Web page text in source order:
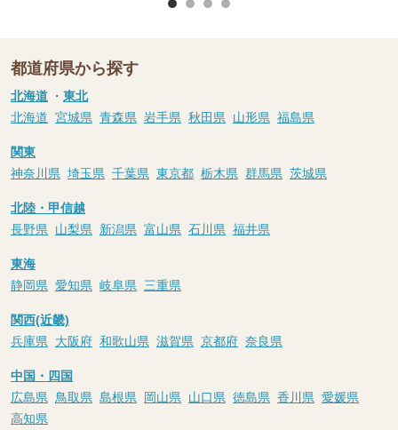
都道府県から探す
北海道 ・ 東北
北海道 宮城県 青森県 岩手県 秋田県 山形県 福島県
関東
神奈川県 埼玉県 千葉県 東京都 栃木県 群馬県 茨城県
北陸・甲信越
長野県 山梨県 新潟県 富山県 石川県 福井県
東海
静岡県 愛知県 岐阜県 三重県
関西(近畿)
兵庫県 大阪府 和歌山県 滋賀県 京都府 奈良県
中国・四国
広島県 鳥取県 島根県 岡山県 山口県 徳島県 香川県 愛媛県
高知県